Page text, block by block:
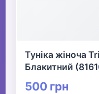
Туніка жіноча
Блакитний
500 грн